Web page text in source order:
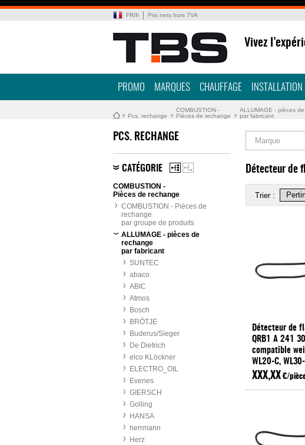
FR/fr Prix nets hors TVA
Vivez
PROMO MARQUES CHAUFFAGE INSTALLATION
Pcs. rechange
COMBUSTION -
Pièces de rechange
ALLUMAGE - pièces
par fabricant
PCS. RECHANGE
CATÉGORIE
COMBUSTION -
Pièces de rechange
COMBUSTION - Pièces de
rechange
par groupe de produits
ALLUMAGE - pièces de
rechange
par fabricant
SUNTEC
abaco
ABIC
Atmos
Bosch
BRÖTJE
Buderus/Sieger
De Dietrich
elco KLöckner
ELECTRO_OIL
Evenes
GIERSCH
Golling
HANSA
herrmann
Herz
Marque
Détecteur de
Trier :
Détecteur de
QRB1 A 241
compatible
WL20-C,
Weishaupt
XXX,XX €/